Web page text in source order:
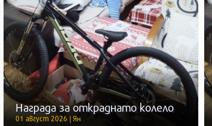
Награда за откраднато колело
01 август 2026 | Ян